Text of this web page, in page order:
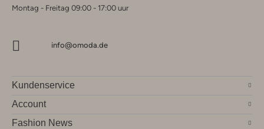
Montag - Freitag 09:00 - 17:00 uur
info@omoda.de
Kundenservice
Account
Fashion News